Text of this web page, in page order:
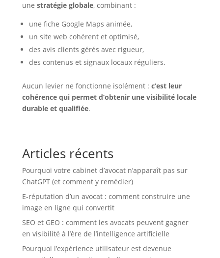
une stratégie globale, combinant :
une fiche Google Maps animée,
un site web cohérent et optimisé,
des avis clients gérés avec rigueur,
des contenus et signaux locaux réguliers.
Aucun levier ne fonctionne isolément : c’est leur
cohérence qui permet d’obtenir une visibilité locale
durable et qualifiée.
Articles récents
Pourquoi votre cabinet d’avocat n’apparaît pas sur
ChatGPT (et comment y remédier)
E-réputation d’un avocat : comment construire une
image en ligne qui convertit
SEO et GEO : comment les avocats peuvent gagner
en visibilité à l’ère de l’intelligence artificielle
Pourquoi l’expérience utilisateur est devenue